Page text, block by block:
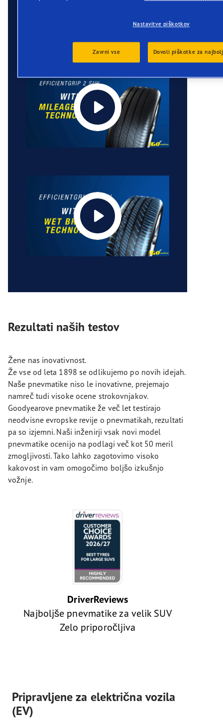
Rezultati naših testov
Žene nas inovativnost.
Že vse od leta 1898 se odlikujemo po novih idejah.
Naše pnevmatike niso le inovativne, prejemajo
namreč tudi visoke ocene strokovnjakov.
Goodyearove pnevmatike že več let testirajo
neodvisne evropske revije o pnevmatikah, rezultati
pa so izjemni. Naši inženirji vsak novi model
pnevmatike ocenijo na podlagi več kot 50 meril
zmogljivosti. Tako lahko zagotovimo visoko
kakovost in vam omogočimo boljšo izkušnjo
vožnje.
DriverReviews
Najboljše pnevmatike za velik SUV
Zelo priporočljiva
Pripravljene za električna vozila
(EV)
Nastavitve piškotkov
Zavrni vse Dovoli piškotke za